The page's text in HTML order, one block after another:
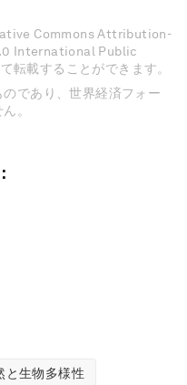
Commons Attribution-
International Public
転載することができます。
であり、世界経済フォー
。
と生物多様性